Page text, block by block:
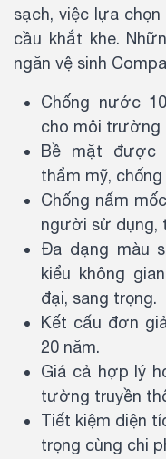
sạch, việc lựa
cầu khắt khe.
ngăn vệ sinh
Chống nước
cho môi trường
Bề mặt được
thẩm mỹ,
Chống nấm
người sử dụng,
Đa dạng màu
kiểu không
đại, sang trọng.
Kết cấu đơn
20 năm.
Giá cả hợp lý
tường truyền
Tiết kiệm diện
trọng cùng chi